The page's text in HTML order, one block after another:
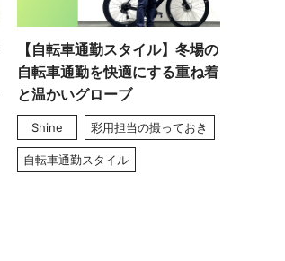
【自転車通勤スタイル】冬場の
自転車通勤を快適にする重ね着
と温かいグローブ
Shine 彩用担当の撮っておき
自転車通勤スタイル